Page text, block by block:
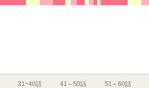
31~40話 41～50話 51～60話